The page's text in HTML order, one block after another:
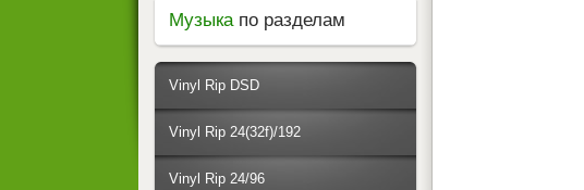
Музыка по разделам
Vinyl Rip DSD
Vinyl Rip 24(32f)/192
Vinyl Rip 24/96